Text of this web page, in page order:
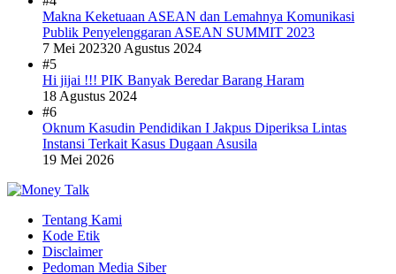
Makna Keketuaan ASEAN dan Lemahnya Komunikasi
Publik Penyelenggaran ASEAN SUMMIT 2023
7 Mei 202320 Agustus 2024
#5
Hi jijai !!! PIK Banyak Beredar Barang Haram
18 Agustus 2024
#6
Oknum Kasudin Pendidikan I Jakpus Diperiksa Lintas
Instansi Terkait Kasus Dugaan Asusila
19 Mei 2026
Tentang Kami
Kode Etik
Disclaimer
Pedoman Media Siber